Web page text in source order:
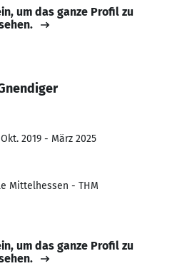
um das ganze Profil zu
2019 - März 2025
Mittelhessen - THM
um das ganze Profil zu